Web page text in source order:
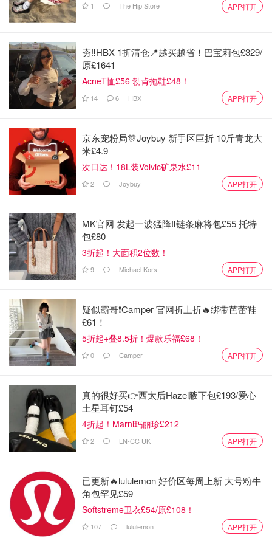
1 The Hip Store APP打开
夯‼️HBX 1折清仓📍越买越省！巴宝莉包£329/
原£1641
AcneT恤£56 勃肯拖鞋£48！
14 6 HBX APP打开
京东宠粉局🎊Joybuy 新手区巨折 10斤青龙大
米£4.9
次日达！18L装Volvic矿泉水£11
2 Joybuy APP打开
MK官网 发起一波猛降‼️链条麻将包£55 托特
包£80
3折起！大面积2位数！
9 Michael Kors APP打开
疑似霸哥❗️Camper 官网折上折🔥绑带芭蕾鞋
£61！
5折起+叠8.5折！爆款乐福£68！
0 Camper APP打开
真的很好买👉西太后Hazel腋下包£193/爱心
土星耳钉£54
4折起！Marni玛丽珍£212
2 LN-CC UK APP打开
已更新🔥lululemon 好价区每周上新 大号粉牛
角包罕见£59
Softstreme卫衣£54/原£108！
107 lululemon APP打开